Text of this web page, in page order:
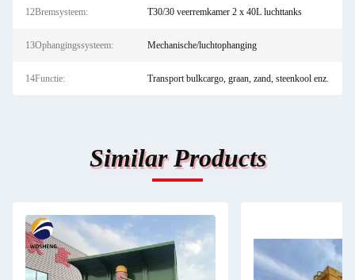
12Bremsysteem: T30/30 veerremkamer 2 x 40L luchttanks
13Ophangingssysteem: Mechanische/luchtophanging
14Functie: Transport bulkcargo, graan, zand, steenkool enz.
Similar Products